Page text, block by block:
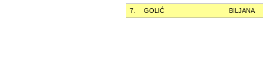
7.
GOLIĆ BILJANA